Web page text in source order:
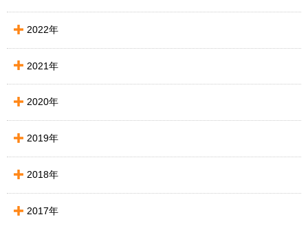
2022年
2021年
2020年
2019年
2018年
2017年